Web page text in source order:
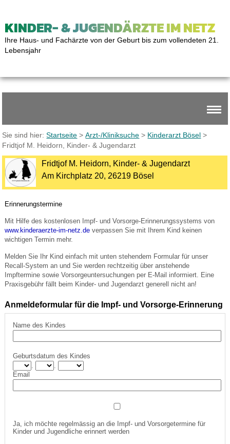
KINDER- & JUGENDÄRZTE IM NETZ
Ihre Haus- und Fachärzte von der Geburt bis zum vollendeten 21.
Lebensjahr
Sie sind hier:Startseite >Arzt-/Kliniksuche > Kinderarzt Bösel >
Fridtjof M. Heidorn, Kinder- & Jugendarzt
Fridtjof M. Heidorn, Kinder- & Jugendarzt
Am Kirchplatz 20, 26219 Bösel
Erinnerungstermine
Mit Hilfe des kostenlosen Impf- und Vorsorge-Erinnerungssystems von
www.kinderaerzte-im-netz.deverpassen Sie mit Ihrem Kind keinen
wichtigen Termin mehr.
Melden Sie Ihr Kind einfach mit unten stehendem Formular für unser
Recall-System an und Sie werden rechtzeitig über anstehende
Impftermine sowie Vorsorgeuntersuchungen per E-Mail informiert. Eine
Praxisgebühr fällt beim Kinder- und Jugendarzt generell nicht an!
Anmeldeformular für die Impf- und Vorsorge-Erinnerung
Name des Kindes
Geburtsdatum des Kindes
.
.
Email
Ja, ich möchte regelmässig an die Impf- und Vorsorgetermine für
Kinder und Jugendliche erinnert werden